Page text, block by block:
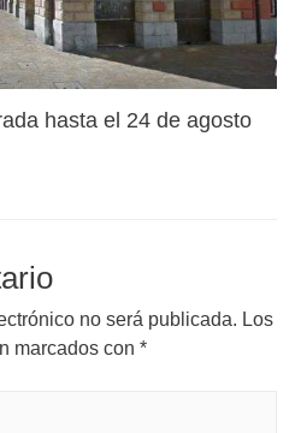
hasta el 24 de agosto
no será publicada. Los
marcados con *